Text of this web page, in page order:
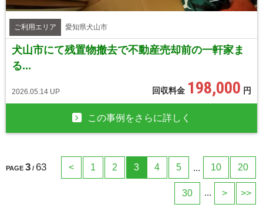
ご利用エリア 愛知県犬山市
犬山市にて残置物撤去で不動産売却前の一軒家ま
る...
2026.05.14 UP 回収料金 198,000 円
この事例をさらに詳しく
PAGE 3 / 63 < 1 2 3 4 5 ... 10 20
30 ... > >>